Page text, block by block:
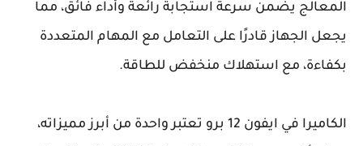
المعالج يضمن سرعة استجابة رائعة وأداء فائق، مما
يجعل الجهاز قادرًا على التعامل مع المهام المتعددة
بكفاءة، مع استهلاك منخفض للطاقة.
الكاميرا في ايفون 12 برو تعتبر واحدة من أبرز مميزاته،